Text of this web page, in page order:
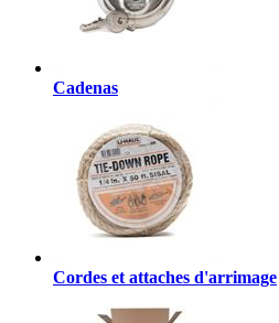
Cadenas
Cordes et attaches d'arrimage